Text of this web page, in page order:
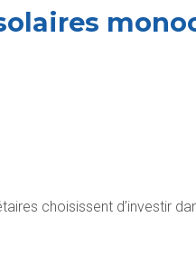
choisissent d’investir